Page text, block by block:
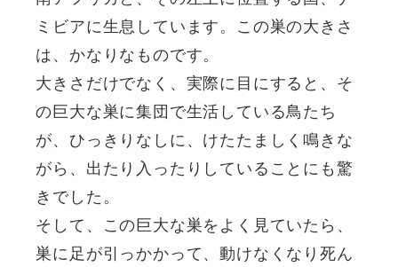
ミビアに生息しています。この巣の大きさ
は、かなりなものです。
大きさだけでなく、実際に目にすると、そ
の巨大な巣に集団で生活している鳥たち
が、ひっきりなしに、けたたましく鳴きな
がら、出たり入ったりしていることにも驚
きでした。
そして、この巨大な巣をよく見ていたら、
巣に足が引っかかって、動けなくなり死ん